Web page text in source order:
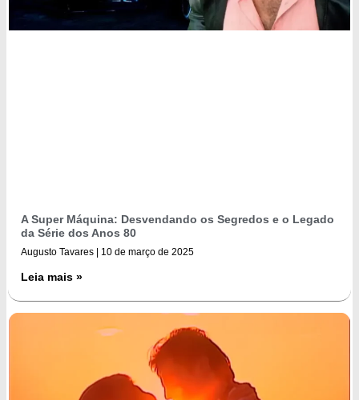
A Super Máquina: Desvendando os Segredos e o Legado
da Série dos Anos 80
Augusto Tavares 10 de março de 2025
Leia mais »